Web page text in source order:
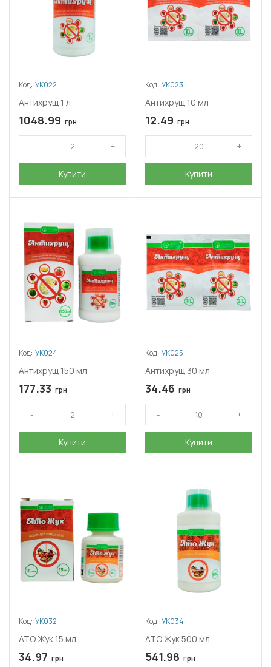
Код: УК022
Антихрущ 1 л
1048.99 грн
Купити
Код: УК023
Антихрущ 10 мл
12.49 грн
Купити
Код: УК024
Антихрущ 150 мл
177.33 грн
Купити
Код: УК025
Антихрущ 30 мл
34.46 грн
Купити
Код: УК032
АТО Жук 15 мл
34.97 грн
Код: УК034
АТО Жук 500 мл
541.98 грн